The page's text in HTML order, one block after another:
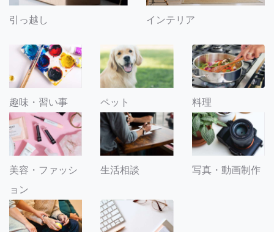
引っ越し インテリア
趣味・習い事 ペット 料理
美容・ファッシ
ョン
生活相談 写真・動画制作